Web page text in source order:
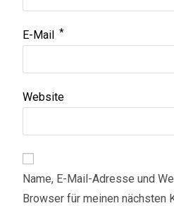
E-Mail *
Website
Name, E-Mail-Adresse und
Browser für meinen nächsten